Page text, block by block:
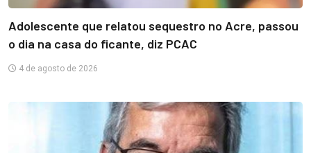
Adolescente que relatou sequestro no Acre, passou
o dia na casa do ficante, diz PCAC
4 de agosto de 2026